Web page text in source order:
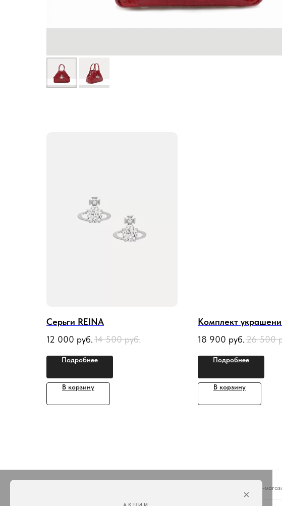
Серьги REINA
12 000 руб.14 500 руб.
Подробнее
В корзину
Комплект
18 900 руб.26 500
Подробнее
В корзину
×
Интернет-